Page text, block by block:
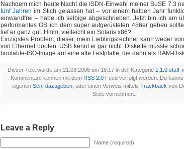
Nachdem mich heute Nacht die ISDN-Einwahl meiner SuSE 7.3
fünf Jahren im Stich gelassen hat – vor einem halben Jahr
einwandfrei – habe ich selbige abgeschrieben. Jetzt bin ich am
performantes OS ich dem super aufgerüsteten 486er geben
lief er ganz gut. Hmm, vielleicht ein Solaris x86?
Einzigstes Problem, dieser, mein Lieblingsrechner kann weder
von Ethernet booten. USB kennt er gar nicht. Diskette müsste
bootable-ISO-Image auf eine alte Festplatte, die dann als RAM-
Dieser Text wurde am 21.03.2006 um 18:17 in der Kategorie 1.1.0 staff-
Kommentare können mit dem RSS 2.0Feed verfolgt werden. Du
eigenen Senf dazugeben, oder einen Verweis mittels Trackback von
Seite vornehmen.
Leave a Reply
Name (required)